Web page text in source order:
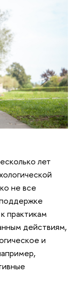
лет
не все
практикам
действиям,
и